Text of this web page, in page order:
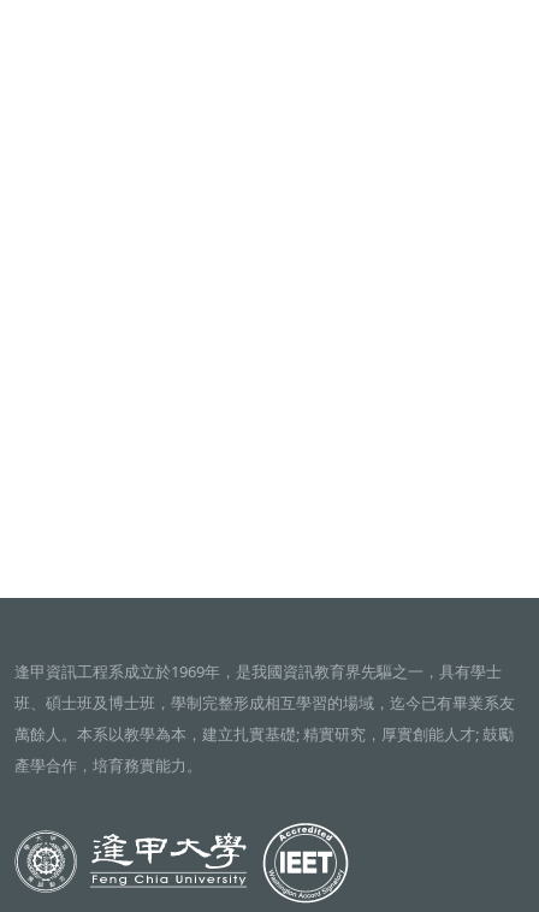
逢甲資訊工程系成立於1969年，是我國資訊教育界先驅之一，具有學士
班、碩士班及博士班，學制完整形成相互學習的場域，迄今已有畢業系友
萬餘人。本系以教學為本，建立扎實基礎; 精實研究，厚實創能人才; 鼓勵
產學合作，培育務實能力。